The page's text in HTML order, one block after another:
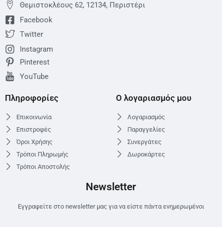
Θεμιστoκλέους 62, 12134, Περιστέρι
Facebook
Twitter
Instagram
Pinterest
YouTube
Πληροφορίες
Επικοινωνία
Επιστροφές
Όροι Χρήσης
Τρόποι Πληρωμής
Τρόποι Αποστολής
Ο λογαριασμός μου
Λογαριασμός
Παραγγελίες
Συνεργάτες
Δωροκάρτες
Newsletter
Εγγραφείτε στο newsletter μας για να είστε πάντα ενημερωμένοι